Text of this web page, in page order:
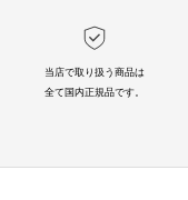
当店で取り扱う商品は
全て国内正規品です。